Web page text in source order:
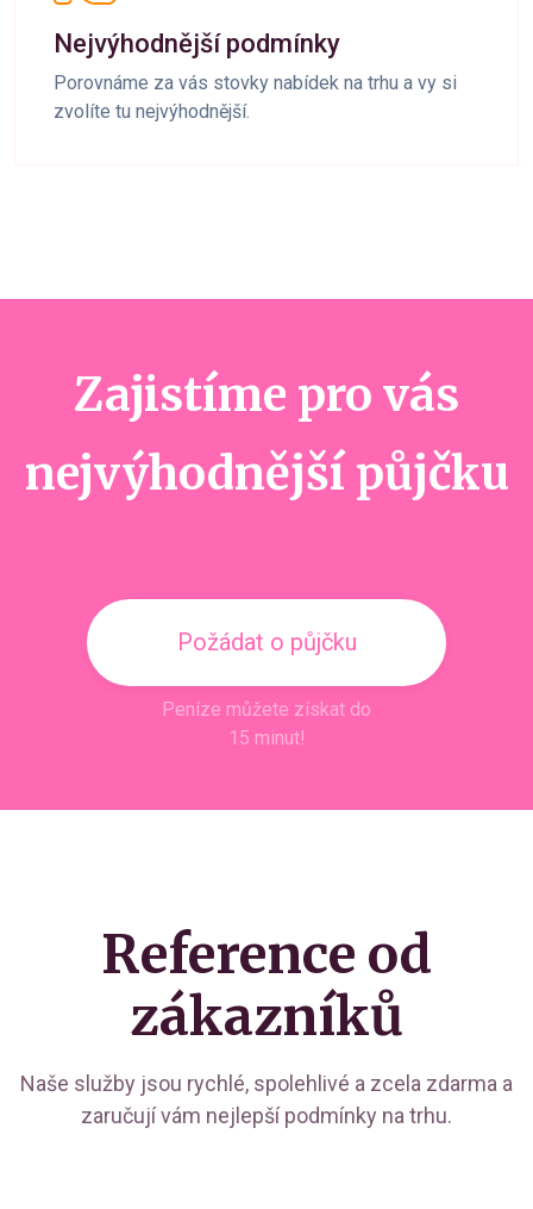
Nejvýhodnější podmínky
Porovnáme za vás stovky nabídek na trhu a vy si
zvolíte tu nejvýhodnější.
Zajistíme pro vás
nejvýhodnější půjčku
Požádat o půjčku
Peníze můžete získat do
15 minut!
Reference od
zákazníků
Naše služby jsou rychlé, spolehlivé a zcela zdarma a
zaručují vám nejlepší podmínky na trhu.